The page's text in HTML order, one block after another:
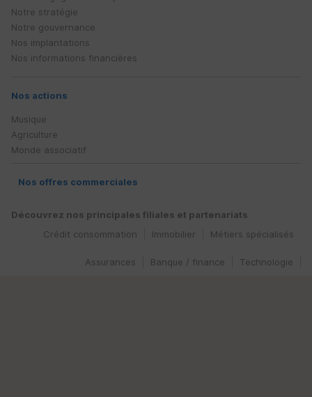
Notre stratégie
Notre gouvernance
Nos implantations
Nos informations financières
Nos actions
Musique
Agriculture
Monde associatif
Nos offres commerciales
Découvrez nos principales filiales et partenariats
Métiers spécialisés
Immobilier
Crédit consommation
Technologie
Banque / finance
Assurances